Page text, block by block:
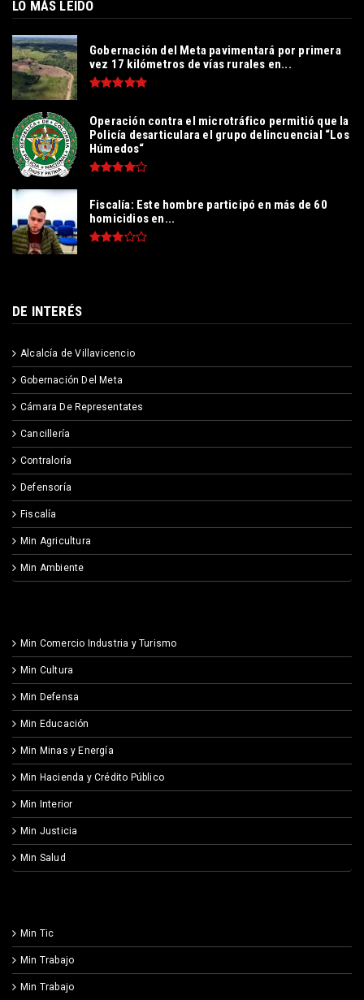
LO MÁS LEÍDO
Gobernación del Meta pavimentará por primera
vez 17 kilómetros de vías rurales en...
Operación contra el microtráfico permitió que la
Policía desarticulara el grupo delincuencial “Los
Húmedos“
Fiscalía: Este hombre participó en más de 60
homicidios en...
DE INTERÉS
Alcalcía de Villavicencio
Gobernación Del Meta
Cámara De Representates
Cancillería
Contraloría
Defensoría
Fiscalía
Min Agricultura
Min Ambiente
Min Comercio Industria y Turismo
Min Cultura
Min Defensa
Min Educación
Min Minas y Energía
Min Hacienda y Crédito Público
Min Interior
Min Justicia
Min Salud
Min Tic
Min Trabajo
Min Trabajo